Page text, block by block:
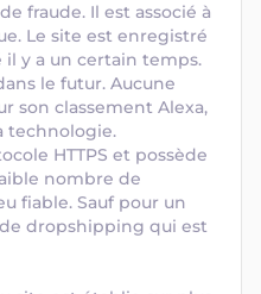
fraude. Il est associé à
Le site est enregistré
y a un certain temps.
le futur. Aucune
son classement Alexa,
technologie.
HTTPS et possède
nombre de
fiable. Sauf pour un
dropshipping qui est